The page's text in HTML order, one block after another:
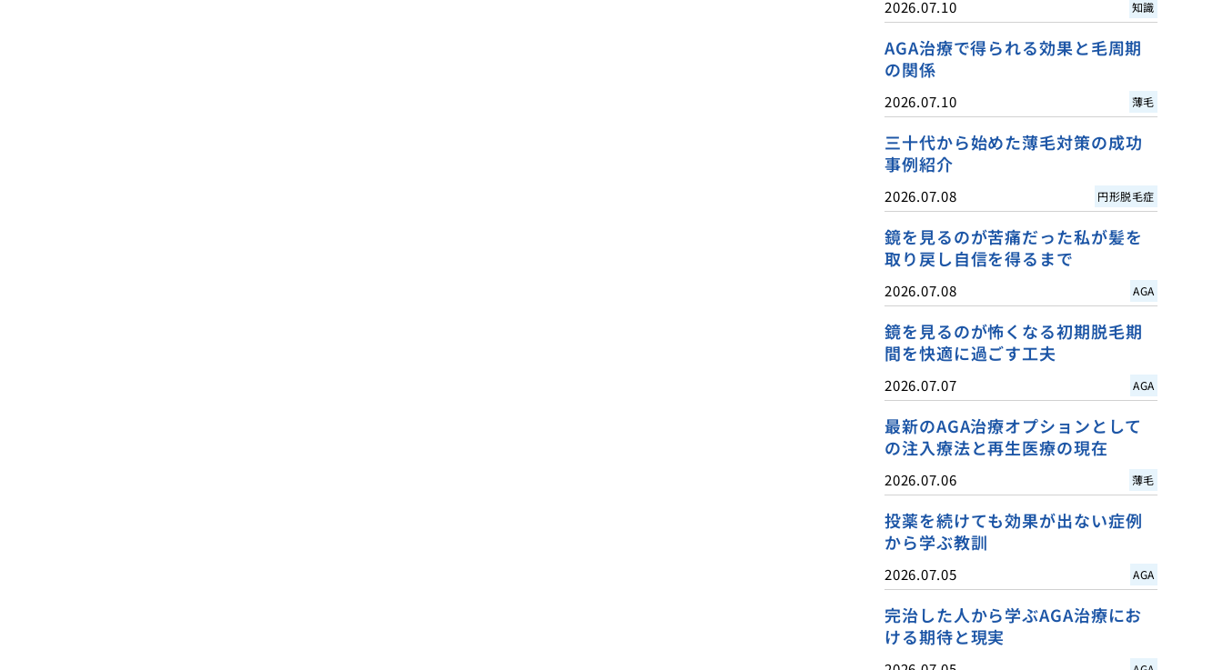
2026.07.10 知識
AGA治療で得られる効果と毛周期
の関係
2026.07.10 薄毛
三十代から始めた薄毛対策の成功
事例紹介
2026.07.08 円形脱毛症
鏡を見るのが苦痛だった私が髪を
取り戻し自信を得るまで
2026.07.08 AGA
鏡を見るのが怖くなる初期脱毛期
間を快適に過ごす工夫
2026.07.07 AGA
最新のAGA治療オプションとして
の注入療法と再生医療の現在
2026.07.06 薄毛
投薬を続けても効果が出ない症例
から学ぶ教訓
2026.07.05 AGA
完治した人から学ぶAGA治療にお
ける期待と現実